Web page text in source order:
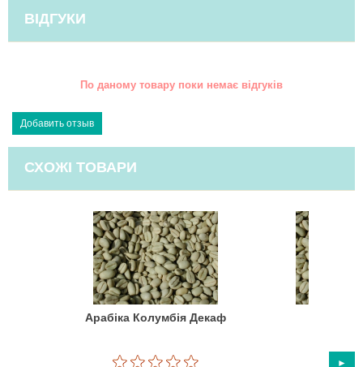
ВІДГУКИ
По даному товару поки немає відгуків
СХОЖІ ТОВАРИ
Арабіка Колумбія Декаф